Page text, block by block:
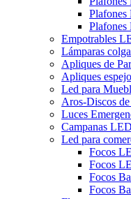
Plafones
Empotrables
Lámparas
Apliques de
Apliques
Led para
Aros-Discos
Luces
Campanas LED
Led para
Focos
Focos
Focos
Focos